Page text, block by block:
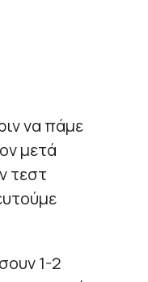
να πάμε
μετά
τεστ
1-2